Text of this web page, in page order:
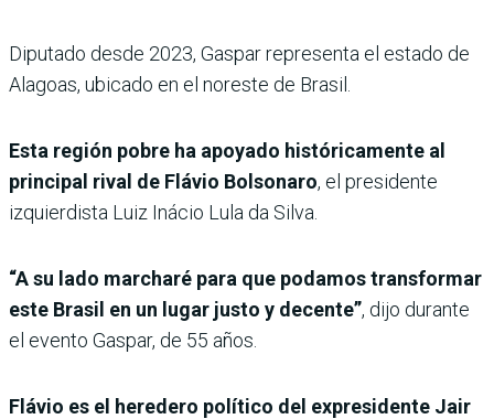
Diputado desde 2023, Gaspar representa el estado de
Alagoas, ubicado en el noreste de Brasil.
Esta región pobre ha apoyado históricamente al
principal rival de Flávio Bolsonaro, el presidente
izquierdista Luiz Inácio Lula da Silva.
“A su lado marcharé para que podamos transformar
este Brasil en un lugar justo y decente”, dijo durante
el evento Gaspar, de 55 años.
Flávio es el heredero político del expresidente Jair